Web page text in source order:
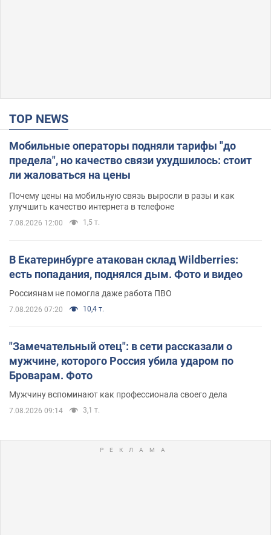
TOP NEWS
Мобильные операторы подняли тарифы "до
предела", но качество связи ухудшилось: стоит
ли жаловаться на цены
Почему цены на мобильную связь выросли в разы и как
улучшить качество интернета в телефоне
7.08.2026 12:00 1,5 т.
В Екатеринбурге атакован склад Wildberries:
есть попадания, поднялся дым. Фото и видео
Россиянам не помогла даже работа ПВО
7.08.2026 07:20 10,4 т.
"Замечательный отец": в сети рассказали о
мужчине, которого Россия убила ударом по
Броварам. Фото
Мужчину вспоминают как профессионала своего дела
7.08.2026 09:14 3,1 т.